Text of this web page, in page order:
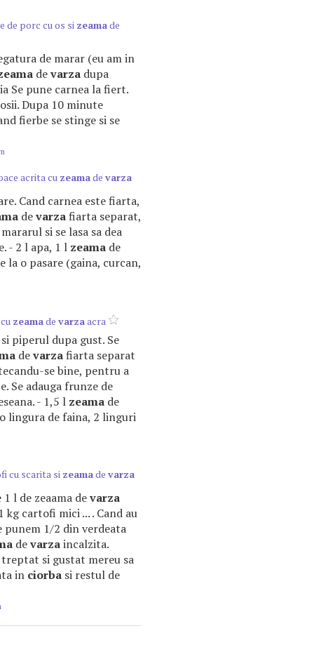
de porc cu os si zeamade
de marar (eu am in
devarza dupa
Se pune carnea la fiert.
Dupa 10 minute
fierbe se stinge si se
acrita cu zeamade varza
Cand carnea este fiarta,
devarzafiarta separat,
si se lasa sa dea
- 2 l apa, 1 l zeama de
la o pasare (gaina, curcan,
zeamade varzaacra
piperul dupa gust. Se
devarzafiarta separat
se bine, pentru a
Se adauga frunze de
- 1,5 l zeama de
lingura de faina, 2 linguri
cu scarita si zeamade varza
l de zeaama devarza
cartofi mici ... . Cand au
1/2 din verdeata
devarzaincalzita.
si gustat mereu sa
in ciorba si restul de